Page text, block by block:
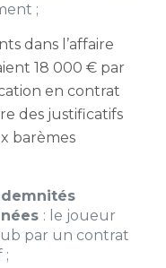
;
dans l’affaire
18 000 € par
en contrat
des justificatifs
barèmes
: le joueur
par un contrat
;